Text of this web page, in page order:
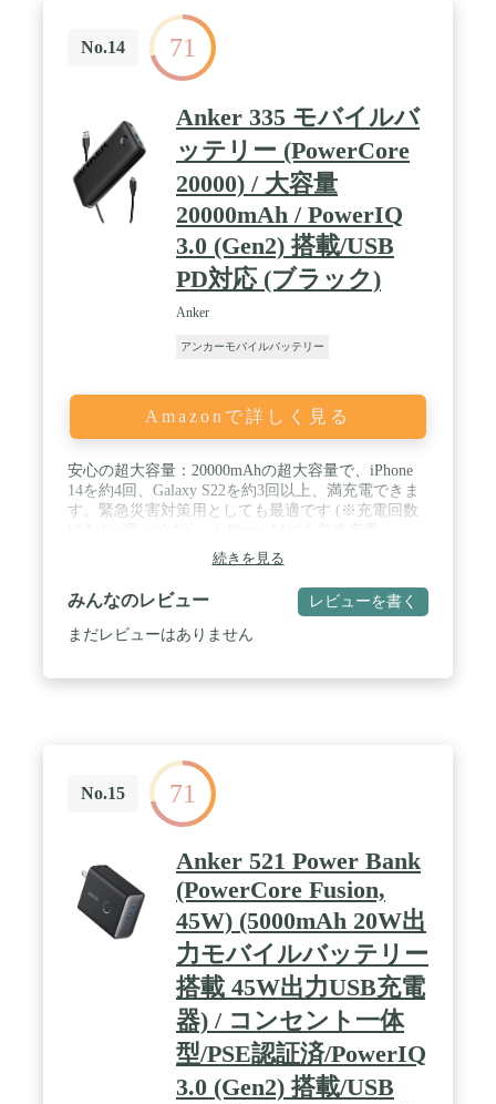
No.14 71
Anker 335 モバイルバ
ッテリー (PowerCore
20000) / 大容量
20000mAh / PowerIQ
3.0 (Gen2) 搭載/USB
PD対応 (ブラック)
Anker
アンカーモバイルバッテリー
Amazonで詳しく見る
安心の超大容量：20000mAhの超大容量で、iPhone
14を約4回、Galaxy S22を約3回以上、満充電できま
す。緊急災害対策用としても最適です (※充電回数
iPhone 14シリーズにも急速充電が可能。一般的な
5W出力のモバイルバッテリーに比べ最大3倍速く充
電できます (※iPhone 14を0%から30分充電した場合
との比較) 。 / 3台まで同時充電が可能：2つのUSB-
Aポートと1つのUSB-Cポートを搭載。スマートフォ
20000) 、USB-A & USB-C ケーブル (0.6m) 、取扱説
明書、カスタマーサポート
続きを見る
みんなのレビュー レビューを書く
まだレビューはありません
No.15 71
Anker 521 Power Bank
(PowerCore Fusion,
45W) (5000mAh 20W出
力モバイルバッテリー
搭載 45W出力USB充電
器) / コンセント一体
型/PSE認証済/PowerIQ
3.0 (Gen2) 搭載/USB